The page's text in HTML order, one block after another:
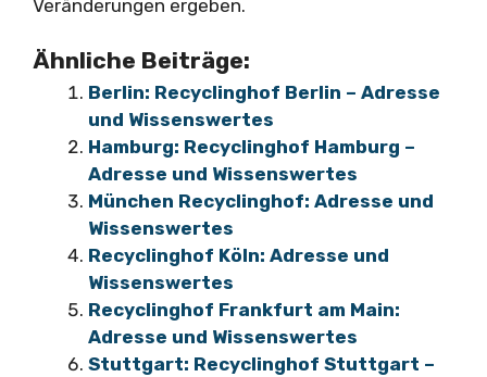
Veränderungen ergeben.
Ähnliche Beiträge:
Berlin: Recyclinghof Berlin – Adresse
und Wissenswertes
Hamburg: Recyclinghof Hamburg –
Adresse und Wissenswertes
München Recyclinghof: Adresse und
Wissenswertes
Recyclinghof Köln: Adresse und
Wissenswertes
Recyclinghof Frankfurt am Main:
Adresse und Wissenswertes
Stuttgart: Recyclinghof Stuttgart –